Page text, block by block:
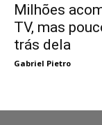
Milhões
TV, mas
trás dela
Gabriel Pietro